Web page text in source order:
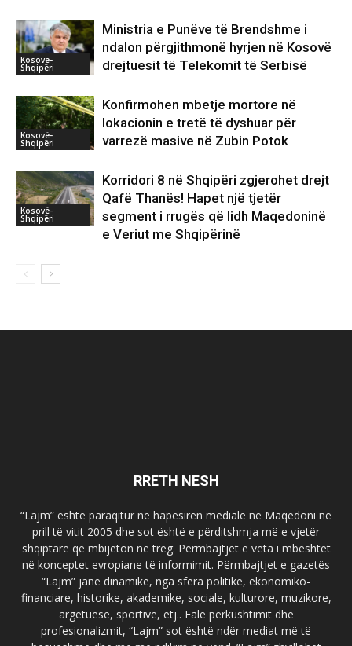
Kosovë-
Shqipëri
Ministria e Punëve të Brendshme i
ndalon përgjithmonë hyrjen në Kosovë
drejtuesit të Telekomit të Serbisë
Kosovë-
Shqipëri
Konfirmohen mbetje mortore në
lokacionin e tretë të dyshuar për
varrezë masive në Zubin Potok
Kosovë-
Shqipëri
Korridori 8 në Shqipëri zgjerohet drejt
Qafë Thanës! Hapet një tjetër
segment i rrugës që lidh Maqedoninë
e Veriut me Shqipërinë
RRETH NESH
“Lajm” është paraqitur në hapësirën mediale në Maqedoni në
prill të vitit 2005 dhe sot është e përditshmja më e vjetër
shqiptare që mbijeton në treg. Përmbajtjet e veta i mbështet
në konceptet evropiane të informimit. Përmbajtjet e gazetës
“Lajm” janë dinamike, nga sfera politike, ekonomiko-
financiare, historike, akademike, sociale, kulturore, muzikore,
argëtuese, sportive, etj.. Falë përkushtimit dhe
profesionalizmit, “Lajm” sot është ndër mediat më të